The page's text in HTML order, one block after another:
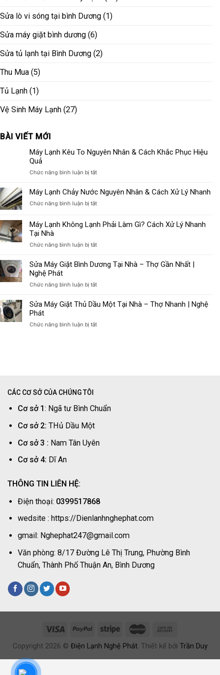
Sửa lò vi sóng tại bình Dương (1)
Sửa máy giặt bình dương (6)
Sửa tủ lạnh tại Bình Dương (2)
Thu Mua (5)
Tủ Lạnh (1)
Vệ Sinh Máy Lạnh (27)
BÀI VIẾT MỚI
Máy Lạnh Kêu To Nguyên Nhân & Cách Khắc Phục Hiệu
Quả
Chức năng bình luận bị tắtở
Lạnh
Nhân
Cách
Hiệu
Máy Lạnh Chảy Nước Nguyên Nhân & Cách Xử Lý Nhanh
Chức năng bình luận bị tắtở
Lạnh
Nguyên
&
Xử
Nhanh
Máy Lạnh Không Lạnh Phải Làm Gì? Cách Xử Lý Nhanh
Tại Nhà
Chức năng bình luận bị tắtở
Lạnh
Gì?
Xử
Sửa Máy Giặt Bình Dương Tại Nhà – Thợ Gần Nhất |
Nghệ Phát
Chức năng bình luận bị tắtở
Máy
Phát
Sửa Máy Giặt Thủ Dầu Một Tại Nhà – Thợ Nhanh | Nghệ
Phát
Chức năng bình luận bị tắtở
Một
Thợ
CÁC CƠ SỞ CỦA CHÚNG TÔI
Cơ sở 1 : Ngã tư Bình Chuẩn
Cơ sở 2: THủ Dầu Một
Cơ sở 3 : Nam Tân Uyên
Cơ sở 4: Dĩ An
THÔNG TIN LIÊN HỆ:
Điện thoại: 0399517868
wedsite : https://Dienlanhnghephat.com
gmail: Nghephat247@gmail.com
Văn phòng: 8/17 Đường Lê Thị Trung, Phường Bình
Chuẩn, Thành Phố Thuận An, Bình Dương
Copyright 2026 © Điện Lạnh Nghệ Phát. Thiết kế bởi Trần Duy